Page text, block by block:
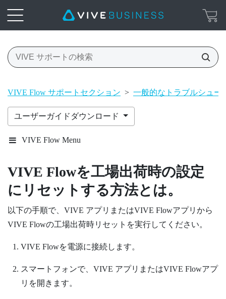
VIVE Flow サポートセクション > 一般的なトラブルシュー
ユーザーガイドダウンロード
VIVE Flow Menu
VIVE Flowを工場出荷時の設定
にリセットする方法とは。
以下の手順で、 VIVE アプリ またはVIVE Flowアプリ から
VIVE Flowの工場出荷時リセットを実行してください。
VIVE Flowを電源に接続します。
スマートフォンで、 VIVE アプリ またはVIVE Flowアプ
リ を開きます。